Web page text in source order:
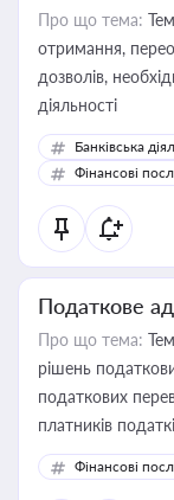
Про що тема:
отримання,
дозволів,
діяльності
Банківська
Фінансові
Податкове
Про що тема:
рішень
податкових
платників
Фінансові